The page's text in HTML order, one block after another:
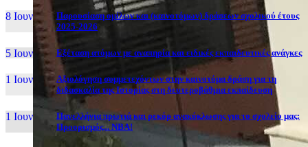
8 Ιουν, 26
Παρουσίαση ομίλων και (καινοτόμων) δράσεων σχολικού έτους
2025-2026
5 Ιουν, 26 Εξέταση ατόμων με αναπηρία και ειδικές εκπαιδευτικές ανάγκες
1 Ιουν, 26
Αξιολόγηση συμμετεχόντων στην καινοτόμα δράση για τη
διδασκαλία της Ιστορίας στη δευτεροβάθμια εκπαίδευση
1 Ιουν, 26
Πανελλήνια πρωτιά και ρεκόρ ανακύκλωσης για το σχολείο μας:
Προορισμός... NBA!